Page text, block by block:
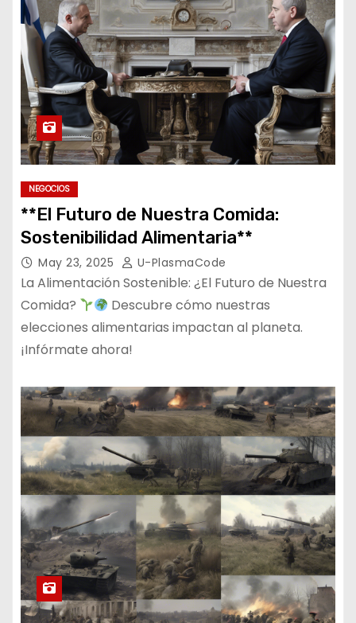
NEGOCIOS
**El Futuro de Nuestra Comida:
Sostenibilidad Alimentaria**
May 23, 2025 U-PlasmaCode
La Alimentación Sostenible: ¿El Futuro de Nuestra
Comida?
Descubre cómo nuestras
elecciones alimentarias impactan al planeta.
¡Infórmate ahora!